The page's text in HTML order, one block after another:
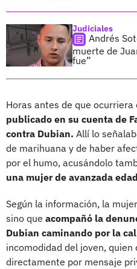
Judiciales
Andrés
muerte de
fue”
Horas antes de que ocurriera
publicado en su cuenta de
contra Dubian. Allí lo
de marihuana y de haber
por el humo, acusándolo
una mujer de avanzada
Según la información, la
sino que acompañó la
Dubian caminando por la
incomodidad del joven, quien
directamente por mensaje